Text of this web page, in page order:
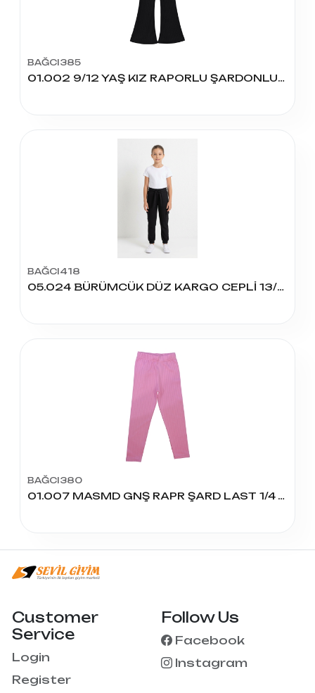
BAĞCI385
01.002 9/12 YAŞ KIZ RAPORLU ŞARDONLU İSPANYOL TAYT
BAĞCI418
05.024 BÜRÜMCÜK DÜZ KARGO CEPLİ 13/16 YAŞ
BAĞCI380
01.007 MASMD GNŞ RAPR ŞARD LAST 1/4 Y KIZ TAYT
Customer
Service
Login
Register
Follow Us
Facebook
Instagram